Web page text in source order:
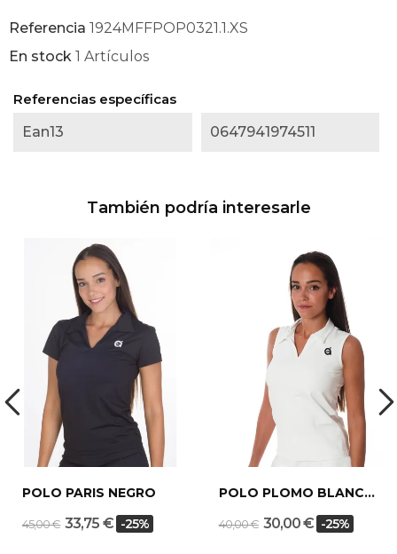
Referencia 1924MFFPOP0321.1.XS
En stock 1 Artículos
Referencias específicas
Ean13
0647941974511
También podría interesarle
POLO PARIS NEGRO
45,00 € 33,75 € -25%
POLO PLOMO BLANCO
40,00 € 30,00 € -25%